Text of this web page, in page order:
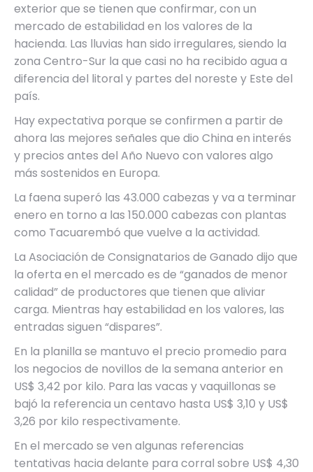
exterior que se tienen que confirmar, con un
mercado de estabilidad en los valores de la
hacienda. Las lluvias han sido irregulares, siendo la
zona Centro-Sur la que casi no ha recibido agua a
diferencia del litoral y partes del noreste y Este del
país.
Hay expectativa porque se confirmen a partir de
ahora las mejores señales que dio China en interés
y precios antes del Año Nuevo con valores algo
más sostenidos en Europa.
La faena superó las 43.000 cabezas y va a terminar
enero en torno a las 150.000 cabezas con plantas
como Tacuarembó que vuelve a la actividad.
La Asociación de Consignatarios de Ganado dijo que
la oferta en el mercado es de “ganados de menor
calidad” de productores que tienen que aliviar
carga. Mientras hay estabilidad en los valores, las
entradas siguen “dispares”.
En la planilla se mantuvo el precio promedio para
los negocios de novillos de la semana anterior en
US$ 3,42 por kilo. Para las vacas y vaquillonas se
bajó la referencia un centavo hasta US$ 3,10 y US$
3,26 por kilo respectivamente.
En el mercado se ven algunas referencias
tentativas hacia delante para corral sobre US$ 4,30